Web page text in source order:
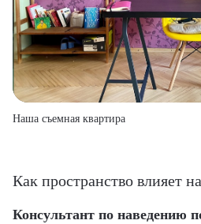
Наша съемная квартира
Как пространство влияет
Консультант по наведению